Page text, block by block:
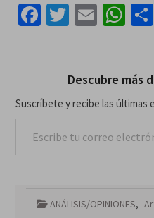
Facebook
Twitter
Email
Descubre más
Suscríbete y recibe las
ANÁLISIS/OPINIONES,